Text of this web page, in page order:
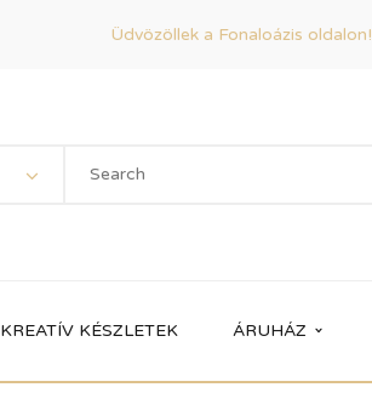
Üdvözöllek a Fonaloázis oldalon!
KREATÍV KÉSZLETEK ÁRUHÁZ